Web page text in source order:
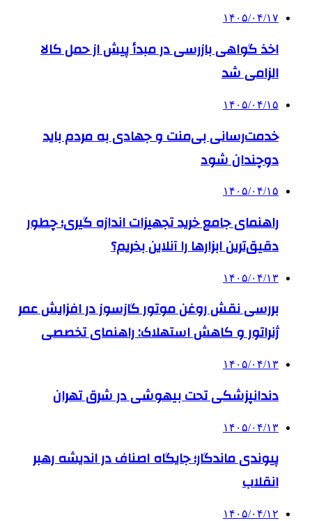
۱۴۰۵/۰۴/۱۷
اخذ گواهی بازرسی در مبدأ پیش از حمل کالا
الزامی شد
۱۴۰۵/۰۴/۱۵
خدمت‌رسانی بی‌منت و جهادی به مردم باید
دوچندان شود
۱۴۰۵/۰۴/۱۵
راهنمای جامع خرید تجهیزات اندازه گیری؛ چطور
دقیق‌ترین ابزارها را آنلاین بخریم؟
۱۴۰۵/۰۴/۱۳
بررسی نقش روغن موتور گازسوز در افزایش عمر
ژنراتور و کاهش استهلاک: راهنمای تخصصی
۱۴۰۵/۰۴/۱۳
دندانپزشکی تحت بیهوشی در شرق تهران
۱۴۰۵/۰۴/۱۳
پیوندی ماندگار؛ جایگاه اصناف در اندیشه رهبر
انقلاب
۱۴۰۵/۰۴/۱۲